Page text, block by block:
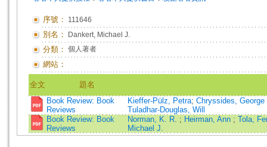
序號： 111646
別名： Dankert, Michael J.
分類： 個人著者
網站：
全文
題名
Book Review: Book
Reviews
Kieffer-Pülz, Petra; Chryssides, George
Tuladhar-Douglas, Will
Book Review: Book
Reviews
Norman, K. R. ; Heirman, Ann ; Tola,
Michael J.